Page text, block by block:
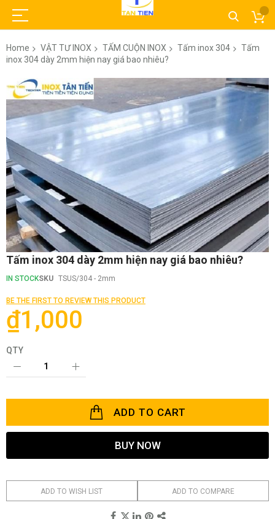
Home VẬT TƯ INOX TẤM CUỘN INOX Tấm inox 304
Tấm
inox 304 dày 2mm hiện nay giá bao nhiêu?
Skip
to
the
of
images
gallery
Skip
the
of
the
images
gallery
Tấm inox 304 dày 2mm hiện nay giá bao nhiêu?
IN STOCKSKU TSUS/304 - 2mm
BE THE FIRST TO REVIEW THIS PRODUCT
₫1,000
QTY
ADD TO CART
BUY NOW
ADD TO WISH LIST ADD TO COMPARE